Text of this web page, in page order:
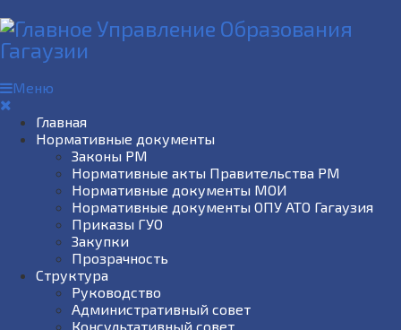
Меню
Главная
Нормативные документы
Законы РМ
Нормативные акты Правительства РМ
Нормативные документы МОИ
Нормативные документы ОПУ АТО Гагаузия
Приказы ГУО
Закупки
Прозрачность
Структура
Руководство
Административный совет
Консультативный совет